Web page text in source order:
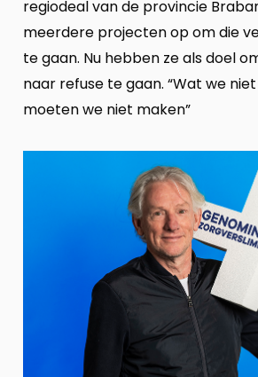
regiodeal van de provincie
meerdere projecten op om die
te gaan. Nu hebben ze als doel
naar refuse te gaan. “Wat we
moeten we niet maken”